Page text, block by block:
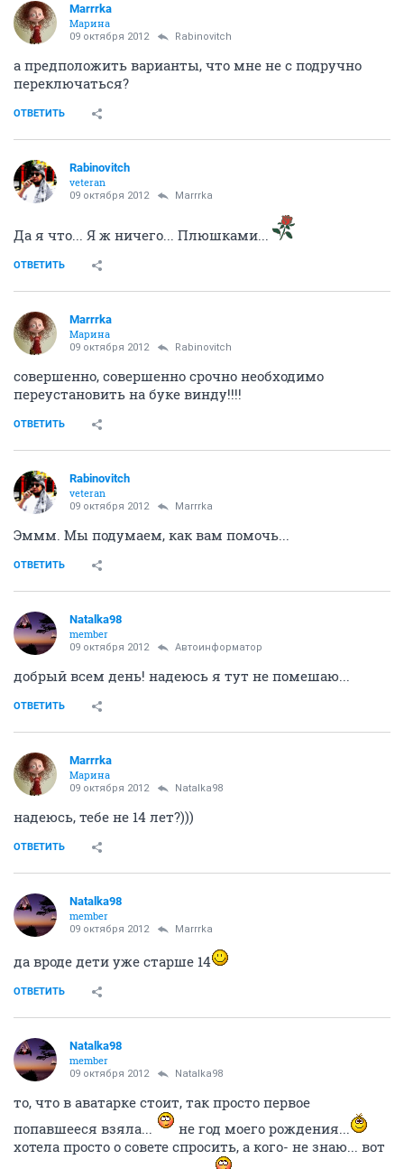
Marrrka
Марина
09 октября 2012 Rabinovitch
а предположить варианты, что мне не с подручно
переключаться?
ОТВЕТИТЬ
Rabinovitch
veteran
09 октября 2012 Marrrka
Да я что... Я ж ничего... Плюшками...
ОТВЕТИТЬ
Marrrka
Марина
09 октября 2012 Rabinovitch
совершенно, совершенно срочно необходимо
переустановить на буке винду!!!!
ОТВЕТИТЬ
Rabinovitch
veteran
09 октября 2012 Marrrka
Эммм. Мы подумаем, как вам помочь...
ОТВЕТИТЬ
Natalka98
member
09 октября 2012 Автоинформатор
добрый всем день! надеюсь я тут не помешаю...
ОТВЕТИТЬ
Marrrka
Марина
09 октября 2012 Natalka98
надеюсь, тебе не 14 лет?)))
ОТВЕТИТЬ
Natalka98
member
09 октября 2012 Marrrka
да вроде дети уже старше 14
ОТВЕТИТЬ
Natalka98
member
09 октября 2012 Natalka98
то, что в аватарке стоит, так просто первое
попавшееся взяла...
не год моего рождения...
хотела просто о совете спросить, а кого- не знаю... вот